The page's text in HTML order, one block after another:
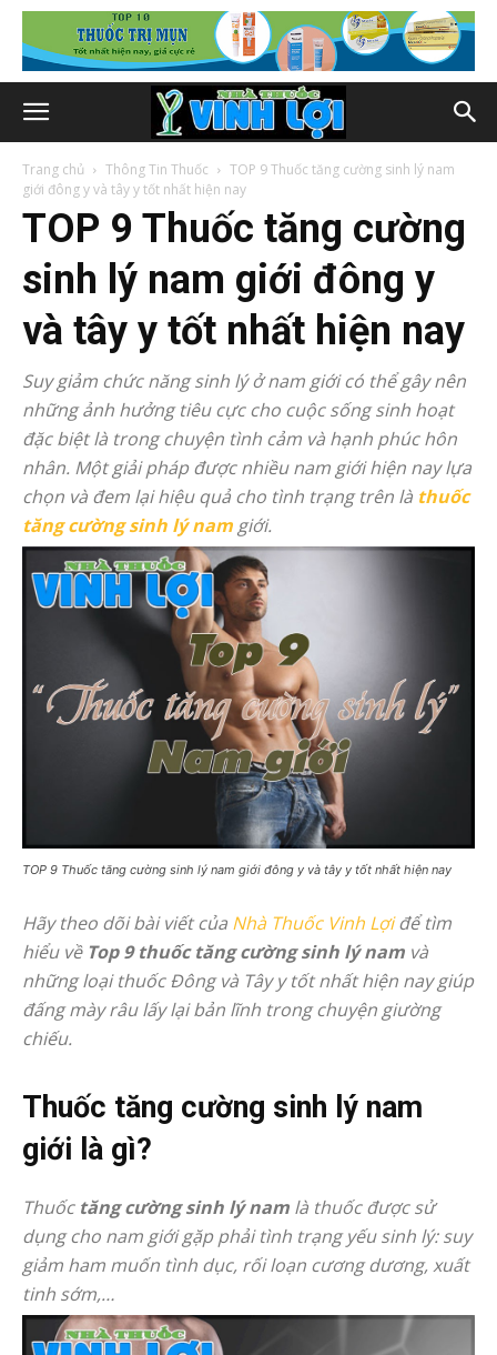
Trang chủ Thông Tin Thuốc
TOP 9 Thuốc tăng cường sinh lý nam
giới đông y và tây y tốt nhất hiện nay
TOP 9 Thuốc tăng cường
sinh lý nam giới đông y
và tây y tốt nhất hiện nay
Suy giảm chức năng sinh lý ở nam giới có thể gây nên
những ảnh hưởng tiêu cực cho cuộc sống sinh hoạt
đặc biệt là trong chuyện tình cảm và hạnh phúc hôn
nhân. Một giải pháp được nhiều nam giới hiện nay lựa
chọn và đem lại hiệu quả cho tình trạng trên là thuốc
tăng cường sinh lý nam giới.
TOP 9 Thuốc tăng cường sinh lý nam giới đông y và tây y tốt nhất hiện nay
Hãy theo dõi bài viết của Nhà Thuốc Vinh Lợiđể tìm
hiểu về Top 9 thuốc tăng cường sinh lý nam và
những loại thuốc Đông và Tây y tốt nhất hiện nay giúp
đấng mày râu lấy lại bản lĩnh trong chuyện giường
chiếu.
Thuốc tăng cường sinh lý nam
giới là gì?
Thuốc tăng cường sinh lý nam là thuốc được sử
dụng cho nam giới gặp phải tình trạng yếu sinh lý: suy
giảm ham muốn tình dục, rối loạn cương dương, xuất
tinh sớm,…